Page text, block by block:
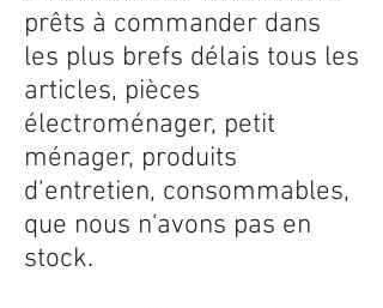
prêts à commander dans
les plus brefs délais tous les
articles, pièces
électroménager, petit
ménager, produits
d’entretien, consommables,
que nous n'avons pas en
stock.